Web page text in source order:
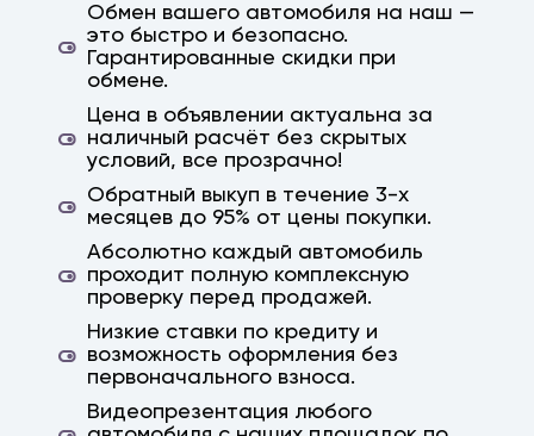
Обмен вашего автомобиля на наш —
это быстро и безопасно.
Гарантированные скидки при
обмене.
Цена в объявлении актуальна за
наличный расчёт без скрытых
условий, все прозрачно!
Обратный выкуп в течение 3-х
месяцев до 95% от цены покупки.
Абсолютно каждый автомобиль
проходит полную комплексную
проверку перед продажей.
Низкие ставки по кредиту и
возможность оформления без
первоначального взноса.
Видеопрезентация любого